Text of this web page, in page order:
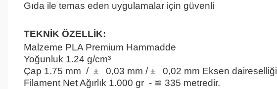
Gıda ile temas eden uygulamalar için güvenli
TEKNİK ÖZELLİK:
Malzeme PLA Premium Hammadde
Yoğunluk 1.24 g/cm³
Çap 1.75 mm / ± 0,03 mm / ± 0,02 mm Eksen daireselliği
Filament Net Ağırlık 1.000 gr - ≌ 335 metredir.